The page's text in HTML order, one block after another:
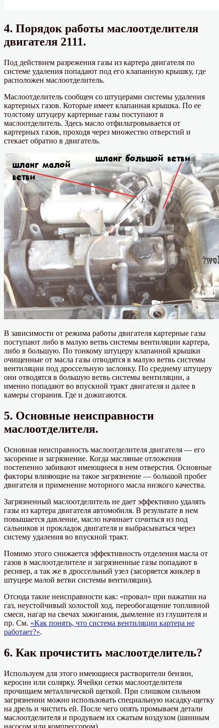
4. Порядок работы маслоотделителя
двигателя 2111.
Под действием разрежения газы из картера двигателя по
системе удаления попадают под его клапанную крышку, где
расположен маслоотделитель.
Маслоотделитель сообщен со штуцерами системы удаления
картерных газов. Которые имеет клапанная крышка. По ее
толстому штуцеру картерные газы поступают в
маслоотделитель. Здесь масло отфильтровывается от
картерных газов, проходя через множество отверстий и
стекает обратно в двигатель.
В зависимости от режима работы двигателя картерные газы
поступают либо в малую ветвь системы вентиляции картера,
либо в большую. По тонкому штуцеру клапанной крышки
очищенные от масла газы отводятся в малую ветвь системы
вентиляции под дроссельную заслонку. По среднему штуцеру
они отводятся в большую ветвь системы вентиляции, а
именно попадают во впускной тракт двигателя и далее в
камеры сгорания. Где и дожигаются.
5. Основные неисправности
маслоотделителя.
Основная неисправность маслоотделителя двигателя — его
засорение и загрязнение. Когда масляные отложения
постепенно забивают имеющиеся в нем отверстия. Основные
факторы влияющие на такое загрязнение — большой пробег
двигателя и применение моторного масла низкого качества.
Загрязненный маслоотделитель не дает эффективно удалять
газы из картера двигателя автомобиля. В результате в нем
повышается давление, масло начинает сочиться из под
сальников и прокладок двигателя и выбрасываться через
систему удаления во впускной тракт.
Помимо этого снижается эффективность отделения масла от
газов в маслоотделителе и загрязненные газы попадают в
ресивер, а так же в дроссельный узел (засоряется жиклер в
штуцере малой ветви системы вентиляции).
Отсюда такие неисправности как: «провал» при нажатии на
газ, неустойчивый холостой ход, переобогащение топливной
смеси, нагар на свечах зажигания, дымление из глушителя и
пр. См. «Как понять, что система вентиляции картера не
работает?».
6. Как прочистить маслоотделитель?
Используем для этого имеющиеся растворители бензин,
керосин или солярку. Ячейки сетки маслоотделителя
прочищаем металлической щеткой. При слишком сильном
загрязнении можно использовать специальную насадку-щетку
на дрель и чистить ей. После чего опять промываем детали
маслоотделителя и продуваем их сжатым воздухом (шинным
насосом или компрессором).